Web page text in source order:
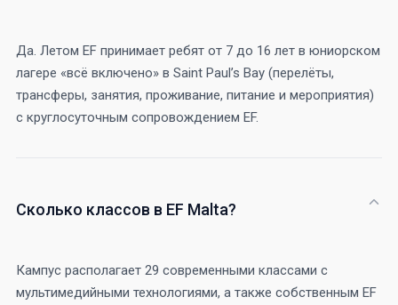
Да. Летом EF принимает ребят от 7 до 16 лет в юниорском
лагере «всё включено» в Saint Paul’s Bay (перелёты,
трансферы, занятия, проживание, питание и мероприятия)
с круглосуточным сопровождением EF.
Сколько классов в EF Malta?
Кампус располагает 29 современными классами с
мультимедийными технологиями, а также собственным EF